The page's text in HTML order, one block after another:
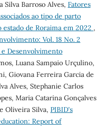
Silva Barroso Alves, Fatores
ao tipo de parto
de Roraima em 2022 ,
Vol. 18 No. 2
Desenvolvimento
Luana Sampaio Urçulino,
Giovana Ferreira Garcia de
Alves, Stephanie Carlos
Maria Catarina Gonçalves
Oliveira Silva, PIBID's
Report of